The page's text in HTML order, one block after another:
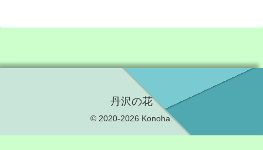
丹沢の花
© 2020-2026 Konoha.